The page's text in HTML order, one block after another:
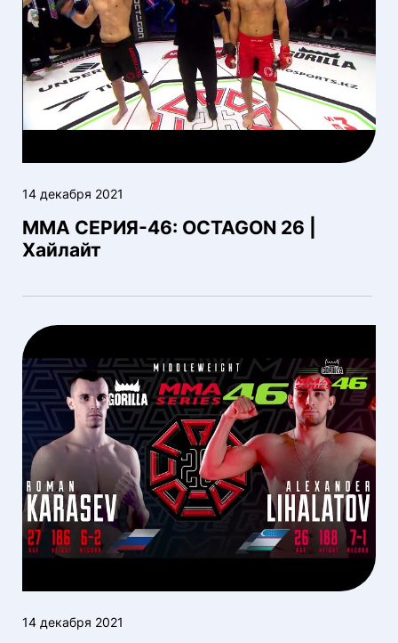
14 декабря 2021
ММА СЕРИЯ-46: OCTAGON 26 |
Хайлайт
14 декабря 2021